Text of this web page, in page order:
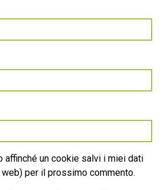
affinché un cookie salvi i miei dati
per il prossimo commento.